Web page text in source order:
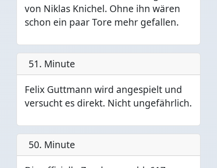
von Niklas Knichel. Ohne ihn wären
schon ein paar Tore mehr gefallen.
51. Minute
Felix Guttmann wird angespielt und
versucht es direkt. Nicht ungefährlich.
50. Minute